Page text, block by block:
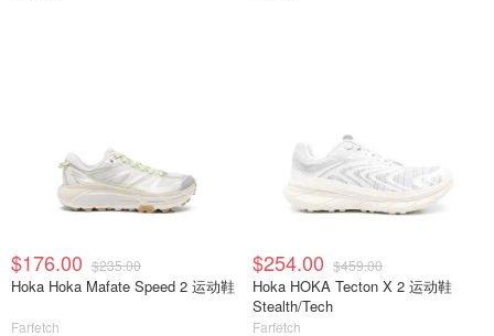
$176.00 $235.00
Hoka Hoka Mafate Speed 2 运动鞋
Farfetch
$254.00 $459.00
Hoka HOKA Tecton X 2 运动鞋
Stealth/Tech
Farfetch